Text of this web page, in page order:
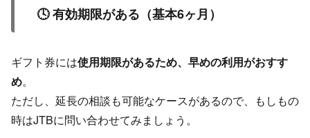
🕓 有効期限がある（基本6ヶ月）
ギフト券には使用期限があるため、早めの利用がおすす
め。
ただし、延長の相談も可能なケースがあるので、もしもの
時はJTBに問い合わせてみましょう。